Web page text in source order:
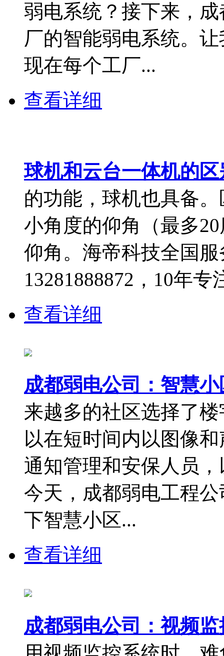
弱电系统？接下来，
厂的智能弱电系统。
现在每个工厂...
查看详细
球机和云台一体机的区
的功能，球机也具备
小角度的仰角（最多
仰角。海帝科技全国服
13281888872，10年
查看详细
成都弱电公司：智慧
来越多的社区选择了
以在短时间内以图像
通知管理和安保人员
今天，成都弱电工程
下智慧小区...
查看详细
成都弱电公司：视频